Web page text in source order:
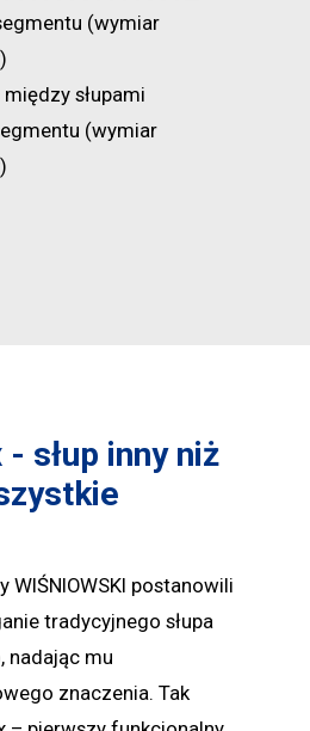
(wymiar
słupami
(wymiar
słup inny niż
WIŚNIOWSKI postanowili
tradycyjnego słupa
nadając mu
znaczenia. Tak